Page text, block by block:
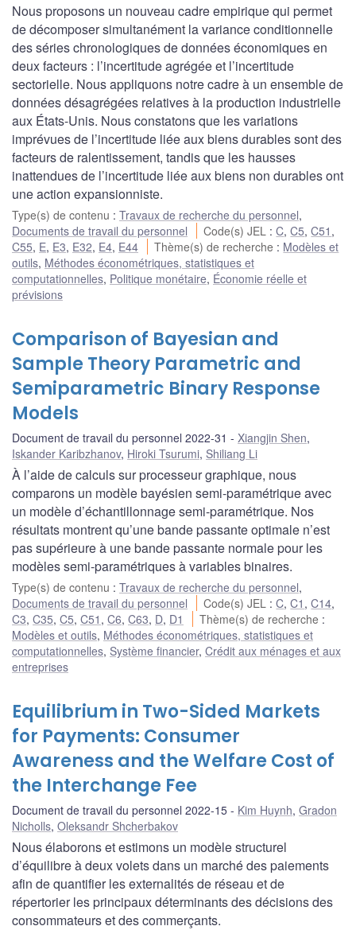
Nous proposons un nouveau cadre empirique qui permet
de décomposer simultanément la variance conditionnelle
des séries chronologiques de données économiques en
deux facteurs : l’incertitude agrégée et l’incertitude
sectorielle. Nous appliquons notre cadre à un ensemble de
données désagrégées relatives à la production industrielle
aux États-Unis. Nous constatons que les variations
imprévues de l’incertitude liée aux biens durables sont des
facteurs de ralentissement, tandis que les hausses
inattendues de l’incertitude liée aux biens non durables ont
une action expansionniste.
Type(s) de contenu : Travaux de recherche du personnel,
Documents de travail du personnel
Code(s) JEL :C,C5,C51 ,
C55, E, E3, E32, E4, E44 Thème(s) de recherche : Modèles et
outils, Méthodes économétriques, statistiques et
computationnelles, Politique monétaire, Économie réelle et
prévisions
Comparison of Bayesian and
Sample Theory Parametric and
Semiparametric Binary Response
Models
Document de travail du personnel 2022-31 Xiangjin Shen,
Iskander Karibzhanov, Hiroki Tsurumi, Shiliang Li
À l’aide de calculs sur processeur graphique, nous
comparons un modèle bayésien semi-paramétrique avec
un modèle d’échantillonnage semi-paramétrique. Nos
résultats montrent qu’une bande passante optimale n’est
pas supérieure à une bande passante normale pour les
modèles semi-paramétriques à variables binaires.
Type(s) de contenu : Travaux de recherche du personnel,
Documents de travail du personnel
Code(s) JEL :C,C1 ,C14,
C3, C35, C5, C51 , C6, C63, D, D1 Thème(s) de recherche :
Modèles et outils, Méthodes économétriques, statistiques et
computationnelles, Système financier, Crédit aux ménages et aux
entreprises
Equilibrium in Two-Sided Markets
for Payments: Consumer
Awareness and the Welfare Cost of
the Interchange Fee
Document de travail du personnel 2022-15 Kim Huynh, Gradon
Nicholls, Oleksandr Shcherbakov
Nous élaborons et estimons un modèle structurel
d’équilibre à deux volets dans un marché des paiements
afin de quantifier les externalités de réseau et de
répertorier les principaux déterminants des décisions des
consommateurs et des commerçants.